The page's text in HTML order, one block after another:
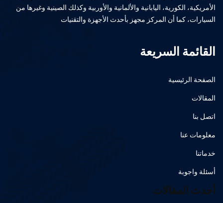
الأمريكية، الكورية، اليابانية والألمانية والأوربية وكذلك الصينية وغيرها من
السيارات، كما أن المركز مجهز بأحدث الأجهزة والتقنيات
القائمة السريعة
الصفحة الرئيسية
المقالات
اتصل بنا
معلومات عنا
خدماتنا
أسئلة واجوبة
أحدث المقالات